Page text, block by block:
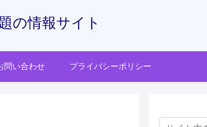
の情報サイト
問い合わせ プライバシーポリシー